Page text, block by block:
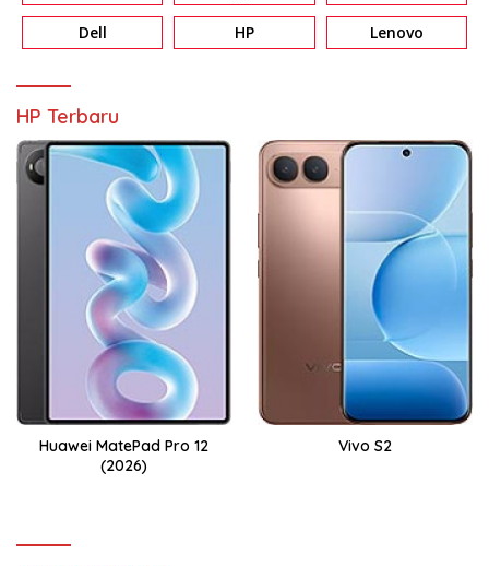
Dell HP Lenovo
HP Terbaru
Huawei MatePad Pro 12
(2026)
Vivo S2